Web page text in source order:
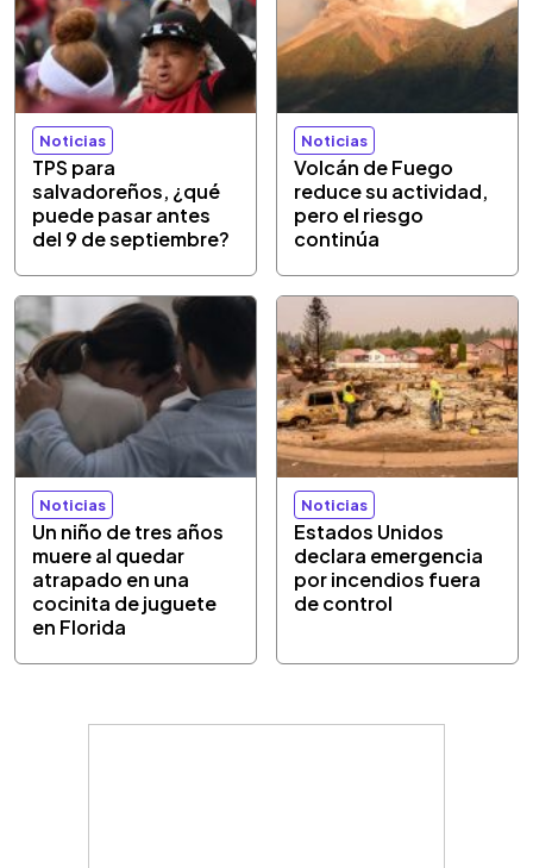
Noticias
TPS para
salvadoreños, ¿qué
puede pasar antes
del 9 de septiembre?
Noticias
Volcán de Fuego
reduce su actividad,
pero el riesgo
continúa
Noticias
Un niño de tres años
muere al quedar
atrapado en una
cocinita de juguete
en Florida
Noticias
Estados Unidos
declara emergencia
por incendios fuera
de control